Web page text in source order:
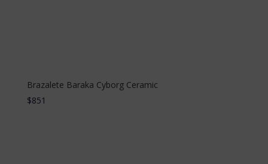
Brazalete Baraka Сyborg Сeramic
$851